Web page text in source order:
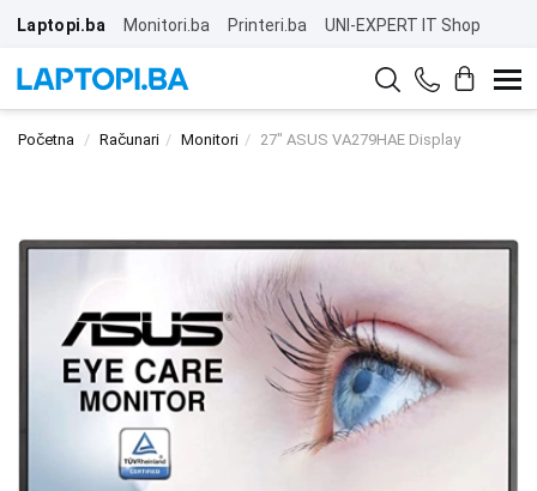
Laptopi.ba Monitori.ba Printeri.ba UNI-EXPERT IT Shop
Početna Računari Monitori 27" ASUS VA279HAE Display